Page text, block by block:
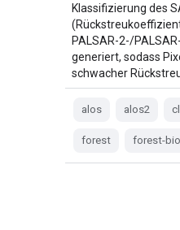
Klassifizierung des
PALSAR-2-/
generiert, sodass
schwacher
alos alos2
forest forest-